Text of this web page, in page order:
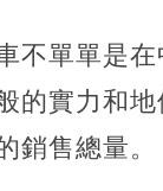
不單單是
的實力和
銷售總量。